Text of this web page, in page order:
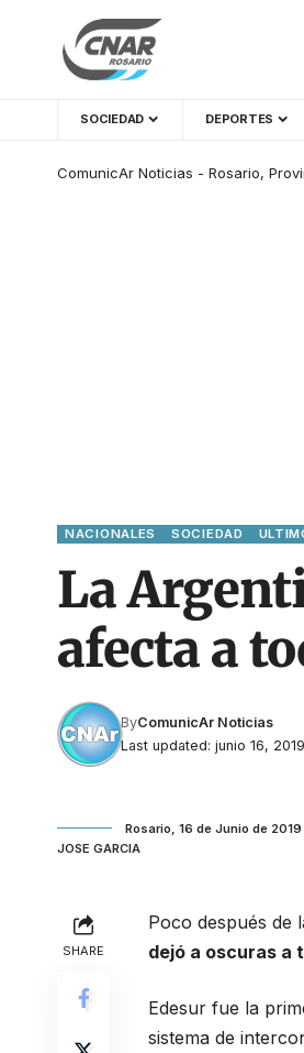
SOCIEDAD DEPORTES
ComunicAr Noticias - Rosario,
NACIONALES SOCIEDAD
La
afecta a
Last updated: junio 16,
ByComunicAr Noticias
Rosario, 16 de Junio de
JOSE GARCIA
SHARE
Poco después de
dejó a oscuras a
Edesur fue la
sistema de